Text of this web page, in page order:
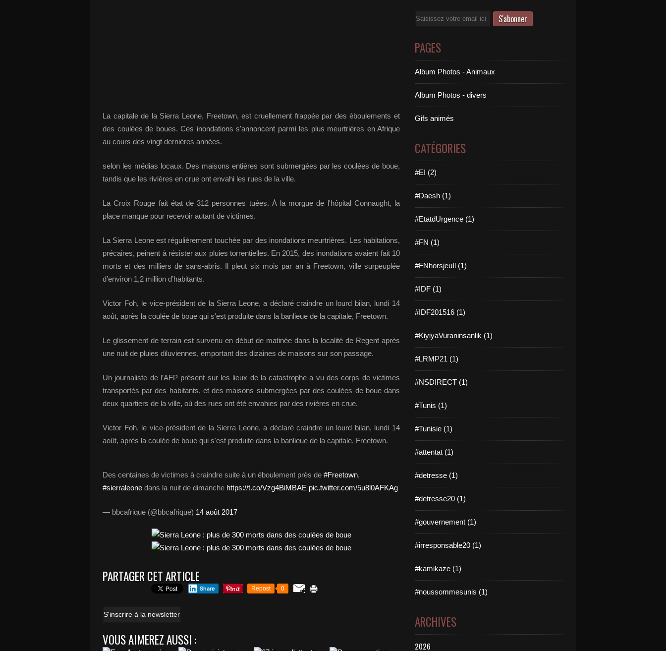
La capitale de la Sierra Leone, Freetown, est cruellement frappée par des éboulements et
des coulées de boues. Ces inondations s'annoncent parmi les plus meurtrières en Afrique
au cours des vingt dernières années.
selon les médias locaux. Des maisons entières sont submergées par les coulées de boue,
tandis que les rivières en crue ont envahi les rues de la ville.
La Croix Rouge fait état de 312 personnes tuées. À la morgue de l'hôpital Connaught, la
place manque pour recevoir autant de victimes.
La Sierra Leone est régulièrement touchée par des inondations meurtrières. Les habitations,
précaires, peinent à résister aux pluies torrentielles. En 2015, des inondations avaient fait 10
morts et des milliers de sans-abris. Il pleut six mois par an à Freetown, ville surpeuplée
d’environ 1,2 million d’habitants.
Victor Foh, le vice-président de la Sierra Leone, a déclaré craindre un lourd bilan, lundi 14
août, après la coulée de boue qui s'est produite dans la banlieue de la capitale, Freetown.
Le glissement de terrain est survenu en début de matinée dans la localité de Regent après
une nuit de pluies diluviennes, emportant des dizaines de maisons sur son passage.
Un journaliste de l’AFP présent sur les lieux de la catastrophe a vu des corps de victimes
transportés par des habitants, et des maisons submergées par des coulées de boue dans
deux quartiers de la ville, où des rues ont été envahies par des rivières en crue.
Victor Foh, le vice-président de la Sierra Leone, a déclaré craindre un lourd bilan, lundi 14
août, après la coulée de boue qui s'est produite dans la banlieue de la capitale, Freetown.
Des centaines de victimes à craindre suite à un éboulement près de #Freetown,
#sierraleone dans la nuit de dimanche https://t.co/Vzg4BiMBAE pic.twitter.com/5u8l0AFKAg
— bbcafrique (@bbcafrique) 14 août 2017
PARTAGER CET ARTICLE
Share Repost 0
S'inscrire à la newsletter
VOUS AIMEREZ AUSSI :
Email
PAGES
Album Photos - Animaux
Album Photos - divers
Gifs animés
CATÉGORIES
#EI (2)
#Daesh (1)
#EtatdUrgence (1)
#FN (1)
#FNhorsjeuIl (1)
#IDF (1)
#IDF201516 (1)
#KiyiyaVuraninsanlik (1)
#LRMP21 (1)
#NSDIRECT (1)
#Tunis (1)
#Tunisie (1)
#attentat (1)
#detresse (1)
#detresse20 (1)
#gouvernement (1)
#irresponsable20 (1)
#kamikaze (1)
#noussommesunis (1)
ARCHIVES
2026